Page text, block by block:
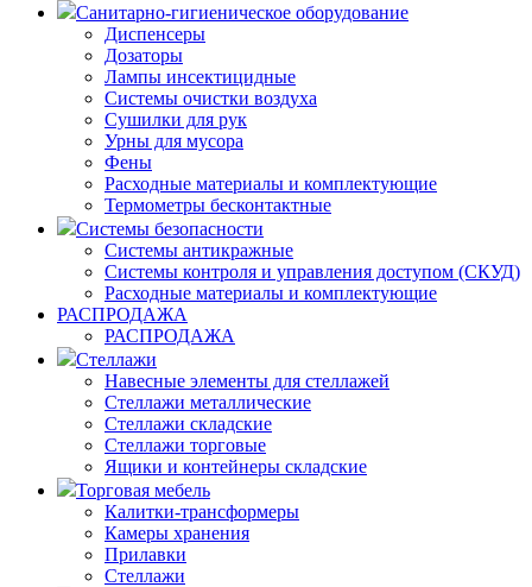
Санитарно-гигиеническое оборудование
Диспенсеры
Дозаторы
Лампы инсектицидные
Системы очистки воздуха
Сушилки для рук
Урны для мусора
Фены
Расходные материалы и комплектующие
Термометры бесконтактные
Системы безопасности
Системы антикражные
Системы контроля и управления доступом (СКУД)
Расходные материалы и комплектующие
РАСПРОДАЖА
РАСПРОДАЖА
Стеллажи
Навесные элементы для стеллажей
Стеллажи металлические
Стеллажи складские
Стеллажи торговые
Ящики и контейнеры складские
Торговая мебель
Калитки-трансформеры
Камеры хранения
Прилавки
Стеллажи